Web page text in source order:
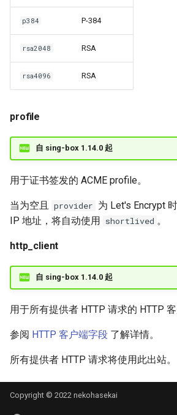
p384 P-384
rsa2048 RSA
rsa4096 RSA
profile
自 sing-box 1.14.0 起
用于证书签发的 ACME profile。
当为空且 provider 为 Let's Encrypt
IP 地址，将自动使用 shortlived 。
http_client
自 sing-box 1.14.0 起
用于所有提供者 HTTP 请求的 HTTP 客
参阅 HTTP 客户端字段 了解详情。
所有提供者 HTTP 请求将使用此出站。
Copyright © 2022 nekohasekai